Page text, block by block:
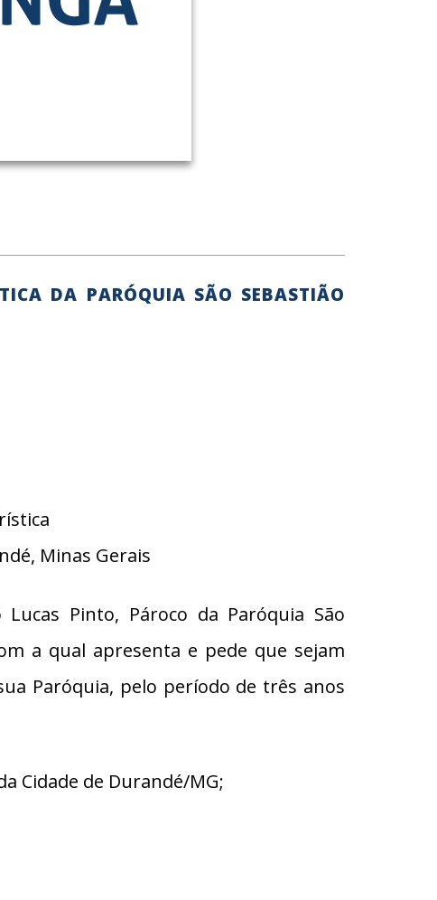
DA PARÓQUIA SÃO SEBASTIÃO
Minas Gerais
Lucas Pinto, Pároco da Paróquia São
a qual apresenta e pede que sejam
Paróquia, pelo período de três anos
Cidade de Durandé/MG;